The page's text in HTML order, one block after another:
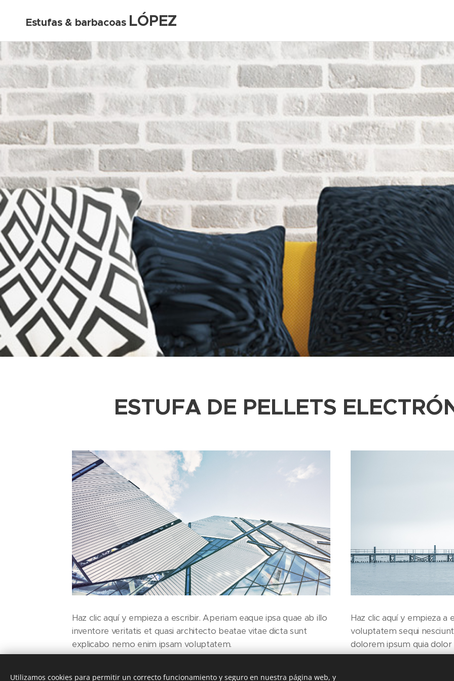
Estufas & barbacoas LÓPEZ
ESTUFA DE PELLETS
Haz clic aquí y empieza a escribir. Aperiam eaque ipsa quae ab illo
inventore veritatis et quasi architecto beatae vitae dicta sunt
explicabo nemo enim ipsam voluptatem.
Haz clic aquí y empieza a
voluptatem sequi
dolorem ipsum quia
Utilizamos cookies para permitir un correcto funcionamiento y seguro en nuestra página web, y